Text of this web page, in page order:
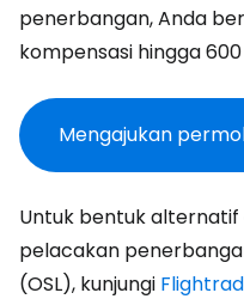
penerbangan, Anda
kompensasi hingga
Mengajukan
Untuk bentuk
pelacakan
(OSL), kunjungi